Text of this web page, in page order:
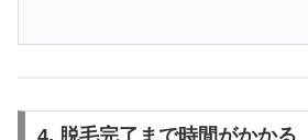
4. 脱毛完了まで時間がかかる